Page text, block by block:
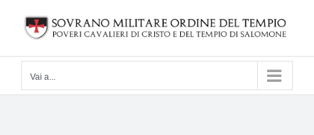
contenuto
Vai a...